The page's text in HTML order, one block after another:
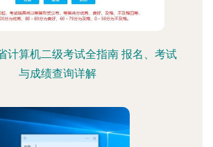
计算机二级考试全指南 报名、考试
与成绩查询详解